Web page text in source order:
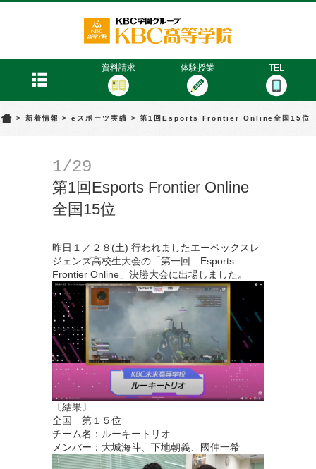
資料請求 体験授業 TEL
> 新着情報 >eスポーツ実績 >第1回Esports Frontier Online全国15位
1/29
第1回Esports Frontier Online
全国15位
昨日１／２８(土) 行われましたエーペックスレ
ジェンズ高校生大会の「第一回 Esports
Frontier Online」決勝大会に出場しました。
〔結果〕
全国 第１５位
チーム名：ルーキートリオ
メンバー：大城海斗、下地朝義、國仲一希